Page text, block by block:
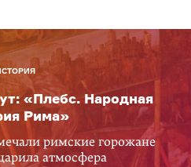
«Плебс. Народная
Рима»
римские горожане
атмосфера